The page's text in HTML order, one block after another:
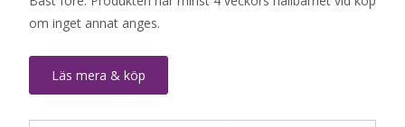
om inget annat anges.
Läs mera & köp